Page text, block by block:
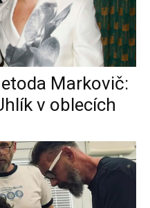
Markovič:
v oblecích